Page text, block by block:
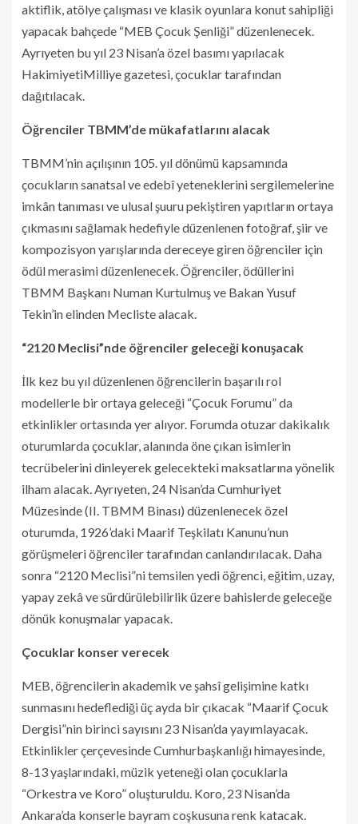
aktiflik, atölye çalışması ve klasik oyunlara konut sahipliği
yapacak bahçede “MEB Çocuk Şenliği” düzenlenecek.
Ayrıyeten bu yıl 23 Nisan’a özel basımı yapılacak
HakimiyetiMilliye gazetesi, çocuklar tarafından
dağıtılacak.
Öğrenciler TBMM’de mükafatlarını alacak
TBMM’nin açılışının 105. yıl dönümü kapsamında
çocukların sanatsal ve edebî yeteneklerini sergilemelerine
imkân tanıması ve ulusal şuuru pekiştiren yapıtların ortaya
çıkmasını sağlamak hedefiyle düzenlenen fotoğraf, şiir ve
kompozisyon yarışlarında dereceye giren öğrenciler için
ödül merasimi düzenlenecek. Öğrenciler, ödüllerini
TBMM Başkanı Numan Kurtulmuş ve Bakan Yusuf
Tekin’in elinden Mecliste alacak.
“2120 Meclisi”nde öğrenciler geleceği konuşacak
İlk kez bu yıl düzenlenen öğrencilerin başarılı rol
modellerle bir ortaya geleceği “Çocuk Forumu” da
etkinlikler ortasında yer alıyor. Forumda otuzar dakikalık
oturumlarda çocuklar, alanında öne çıkan isimlerin
tecrübelerini dinleyerek gelecekteki maksatlarına yönelik
ilham alacak. Ayrıyeten, 24 Nisan’da Cumhuriyet
Müzesinde (II. TBMM Binası) düzenlenecek özel
oturumda, 1926’daki Maarif Teşkilatı Kanunu’nun
görüşmeleri öğrenciler tarafından canlandırılacak. Daha
sonra “2120 Meclisi”ni temsilen yedi öğrenci, eğitim, uzay,
yapay zekâ ve sürdürülebilirlik üzere bahislerde geleceğe
dönük konuşmalar yapacak.
Çocuklar konser verecek
MEB, öğrencilerin akademik ve şahsî gelişimine katkı
sunmasını hedeflediği üç ayda bir çıkacak “Maarif Çocuk
Dergisi”nin birinci sayısını 23 Nisan’da yayımlayacak.
Etkinlikler çerçevesinde Cumhurbaşkanlığı himayesinde,
8-13 yaşlarındaki, müzik yeteneği olan çocuklarla
“Orkestra ve Koro” oluşturuldu. Koro, 23 Nisan’da
Ankara’da konserle bayram coşkusuna renk katacak.